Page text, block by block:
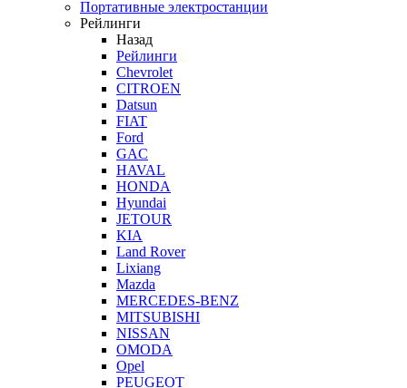
Портативные электростанции
Рейлинги
Назад
Рейлинги
Chevrolet
CITROEN
Datsun
FIAT
Ford
GAC
HAVAL
HONDA
Hyundai
JETOUR
KIA
Land Rover
Lixiang
Mazda
MERCEDES-BENZ
MITSUBISHI
NISSAN
OMODA
Opel
PEUGEOT